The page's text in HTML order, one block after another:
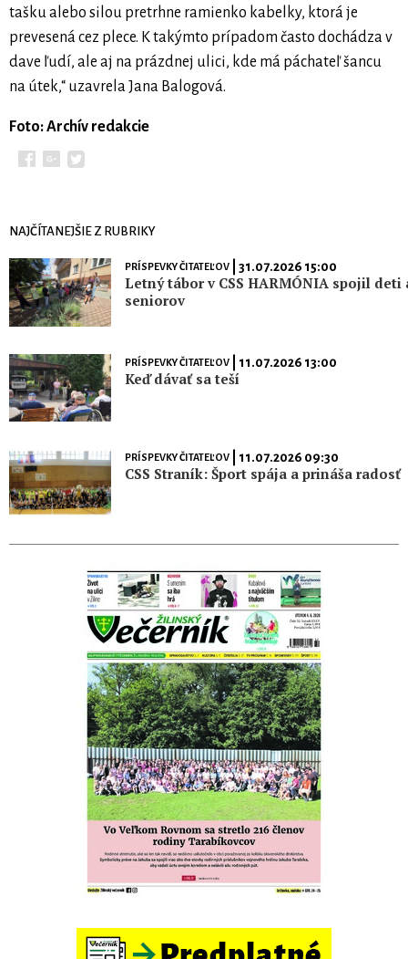
tašku alebo silou pretrhne ramienko kabelky, ktorá je
prevesená cez plece. K takýmto prípadom často dochádza v
dave ľudí, ale aj na prázdnej ulici, kde má páchateľ šancu
na útek,“ uzavrela Jana Balogová.
Foto: Archív redakcie
NAJČÍTANEJŠIE Z RUBRIKY
PRÍSPEVKY ČITATEĽOV| 31.07.2026 15:00
Letný tábor v CSS HARMÓNIA spojil deti
seniorov
PRÍSPEVKY ČITATEĽOV| 11.07.2026 13:00
Keď dávať sa teší
PRÍSPEVKY ČITATEĽOV| 11.07.2026 09:30
CSS Straník: Šport spája a prináša radosť